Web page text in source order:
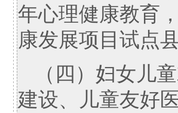
年心理健康教育
康发展项目试点县
（四）妇女儿
建设、儿童友好